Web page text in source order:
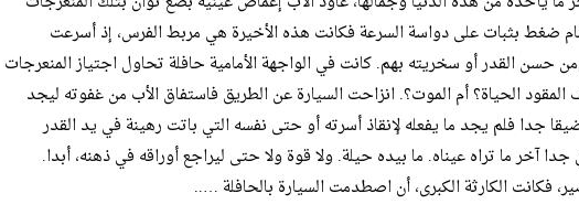
ضغط بثبات على دواسة السرعة فكانت هذه الأخيرة هي مربط الفرس، إذ أسرعت
حسن القدر أو سخريته بهم. كانت في الواجهة الأمامية حافلة تحاول اجتياز المنعرجات
الحياة؟ أم الموت؟. انزاحت السيارة عن الطريق فاستفاق الأب من غفوته ليجد
جدا فلم يجد ما يفعله لإنقاذ أسرته أو حتى نفسه التي باتت رهينة في يد القدر
آخر ما تراه عيناه. ما بيده حيلة. ولا قوة ولا حتى ليراجع أوراقه في ذهنه، أبدا.
فكانت الكارثة الكبرى، أن اصطدمت السيارة بالحافلة …..